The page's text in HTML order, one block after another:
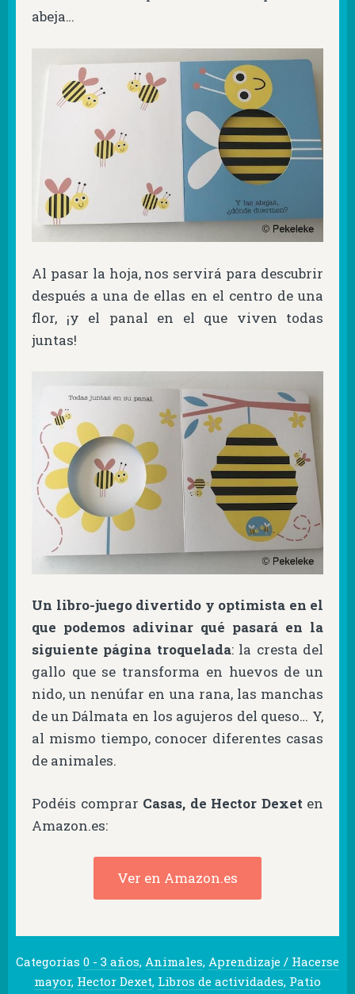
abeja…
Al pasar la hoja, nos servirá para descubrir
después a una de ellas en el centro de una
flor, ¡y el panal en el que viven todas
juntas!
Un libro-juego divertido y optimista en el
que podemos adivinar qué pasará en la
siguiente página troquelada: la cresta del
gallo que se transforma en huevos de un
nido, un nenúfar en una rana, las manchas
de un Dálmata en los agujeros del queso… Y,
al mismo tiempo, conocer diferentes casas
de animales.
Podéis comprar Casas, de Hector Dexet en
Amazon.es:
Ver en Amazon.es
Categorías 0 - 3 años, Animales, Aprendizaje / Hacerse
mayor, Hector Dexet, Libros de actividades, Patio